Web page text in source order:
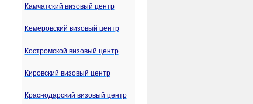
Камчатский визовый центр
Кемеровский визовый центр
Костромской визовый центр
Кировский визовый центр
Краснодарский визовый центр